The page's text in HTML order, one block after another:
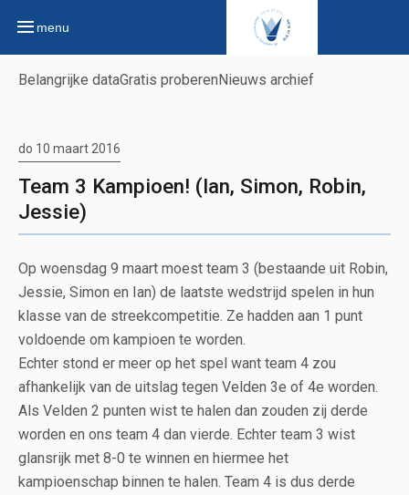
menu
Belangrijke dataGratis proberen Nieuws archief
do 10 maart 2016
Team 3 Kampioen! (Ian, Simon, Robin,
Jessie)
Op woensdag 9 maart moest team 3 (bestaande uit Robin,
Jessie, Simon en Ian) de laatste wedstrijd spelen in hun
klasse van de streekcompetitie. Ze hadden aan 1 punt
voldoende om kampioen te worden.
Echter stond er meer op het spel want team 4 zou
afhankelijk van de uitslag tegen Velden 3e of 4e worden.
Als Velden 2 punten wist te halen dan zouden zij derde
worden en ons team 4 dan vierde. Echter team 3 wist
glansrijk met 8-0 te winnen en hiermee het
kampioenschap binnen te halen. Team 4 is dus derde